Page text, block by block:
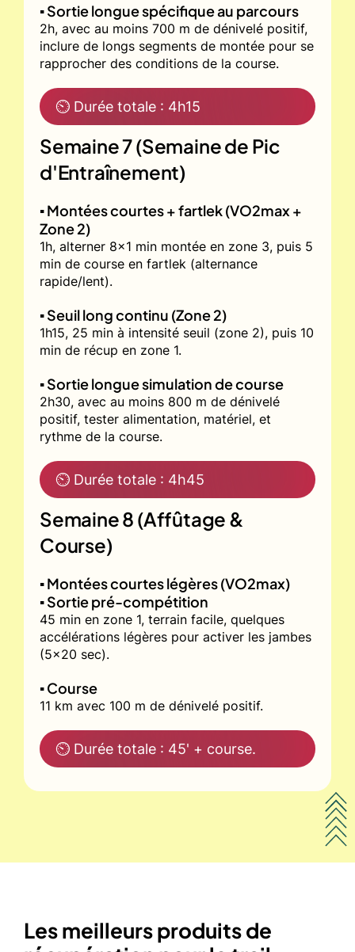
▪️ Sortie longue spécifique au parcours
2h, avec au moins 700 m de dénivelé positif,
inclure de longs segments de montée pour se
rapprocher des conditions de la course.
⏲ Durée totale : 4h15
Semaine 7 (Semaine de Pic
d'Entraînement)
▪️ Montées courtes + fartlek (VO2max +
Zone 2)
1h, alterner 8x1 min montée en zone 3, puis 5
min de course en fartlek (alternance
rapide/lent).
▪️ Seuil long continu (Zone 2)
1h15, 25 min à intensité seuil (zone 2), puis 10
min de récup en zone 1.
▪️ Sortie longue simulation de course
2h30, avec au moins 800 m de dénivelé
positif, tester alimentation, matériel, et
rythme de la course.
⏲ Durée totale : 4h45
Semaine 8 (Affûtage &
Course)
▪️ Montées courtes légères (VO2max)
▪️ Sortie pré-compétition
45 min en zone 1, terrain facile, quelques
accélérations légères pour activer les jambes
(5x20 sec).
▪️ Course
11 km avec 100 m de dénivelé positif.
⏲ Durée totale : 45' + course.
Les meilleurs produits de